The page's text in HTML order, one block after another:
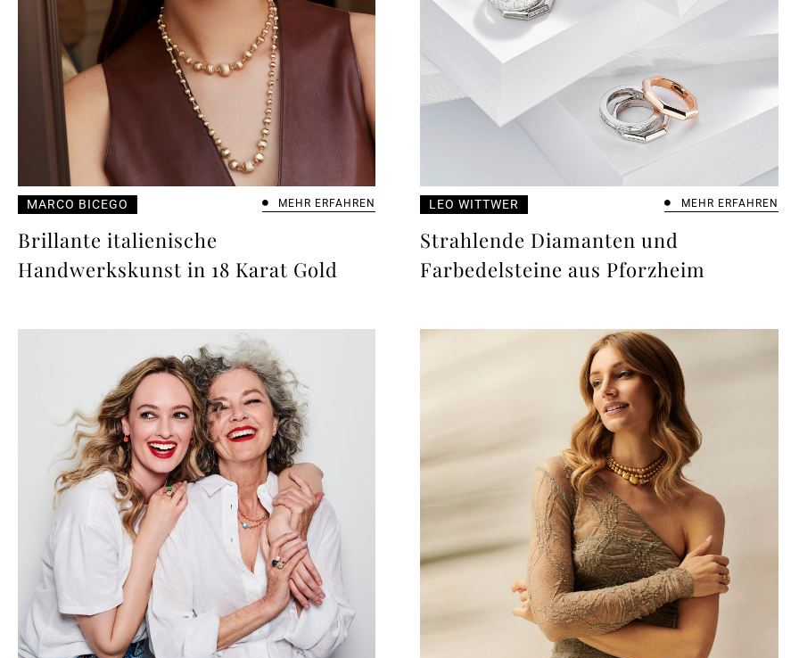
MARCO BICEGO MEHR ERFAHREN
Brillante italienische
Handwerkskunst in 18 Karat Gold
LEO WITTWER MEHR ERFAHREN
Strahlende Diamanten und
Farbedelsteine aus Pforzheim